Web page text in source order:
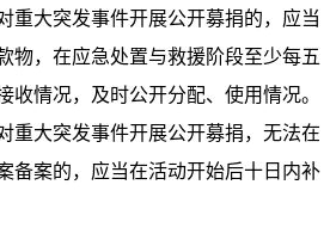
大突发事件开展公开募捐的，应当
物，在应急处置与救援阶段至少每五
收情况，及时公开分配、使用情况。
大突发事件开展公开募捐，无法在
备案的，应当在活动开始后十日内补